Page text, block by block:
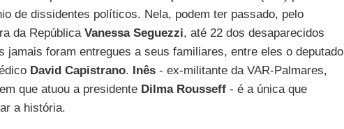
de dissidentes políticos. Nela, podem ter passado, pelo
da República Vanessa Seguezzi, até 22 dos desaparecidos
jamais foram entregues a seus familiares, entre eles o deputado
David Capistrano. Inês - ex-militante da VAR-Palmares,
que atuou a presidente Dilma Rousseff- é a única que
a história.